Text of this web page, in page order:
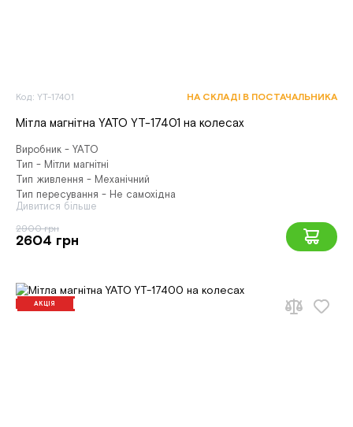
Код: YT-17401 НА СКЛАДІ В ПОСТАЧАЛЬНИКА
Мітла магнітна YATO YT-17401 на колесах
Виробник - YATO
Тип - Мітли магнітні
Тип живлення - Механічний
Тип пересування - Не самохідна
Дивитися більше
2900 грн
2604 грн
АКЦІЯ